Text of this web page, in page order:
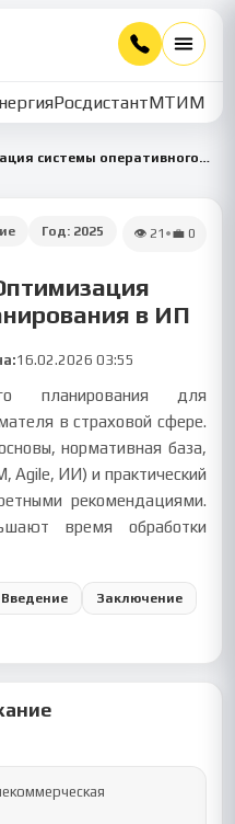
РосдистантМТИММУ
Оптимизация системы оперативного планирования в малом страховом бизнесе
Год: 2025 👁 21 •💼 0
в ИП
16.02.2026 03:55
планирования для
в страховой сфере.
нормативная база,
Agile, ИИ) и практический
рекомендациями.
время обработки
Введение Заключение